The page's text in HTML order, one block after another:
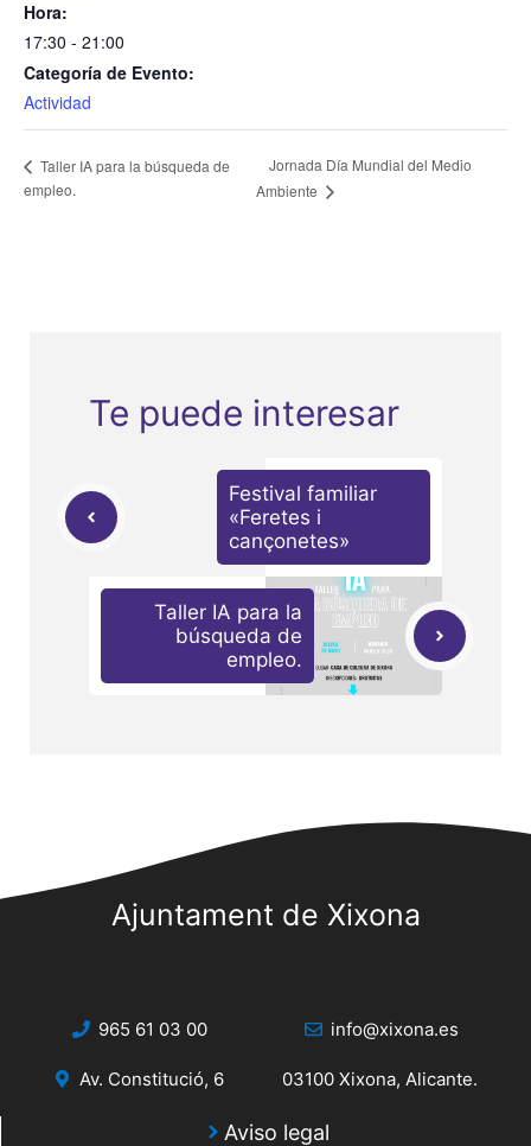
Hora:
17:30 - 21:00
Categoría de Evento:
Actividad
Taller IA para la búsqueda de
empleo.
Jornada Día Mundial del Medio
Ambiente
Te puede interesar
Festival familiar
«Feretes i
cançonetes»
Taller IA para la
búsqueda de
empleo.
Ajuntament de Xixona
965 61 03 00 info@xixona.es
Av. Constitució, 6 03100 Xixona, Alicante.
Aviso legal